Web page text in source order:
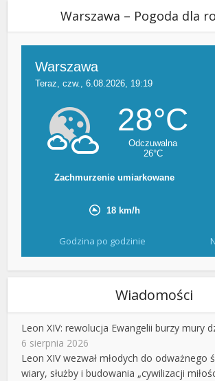
Warszawa – Pogoda dla
Godzina po godzinie
Wiadomości
Leon XIV: rewolucja Ewangelii burzy mury
6 sierpnia 2026
Leon XIV wezwał młodych do odważnego
wiary, służby i budowania „cywilizacji